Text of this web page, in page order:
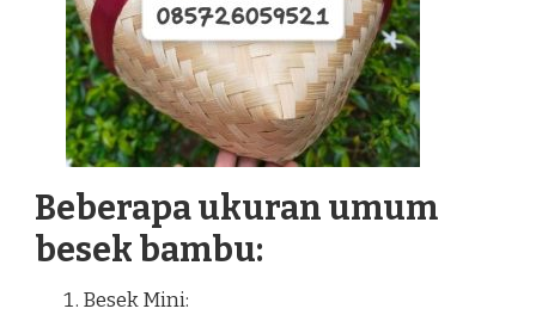
Beberapa ukuran umum
besek bambu:
Besek Mini: